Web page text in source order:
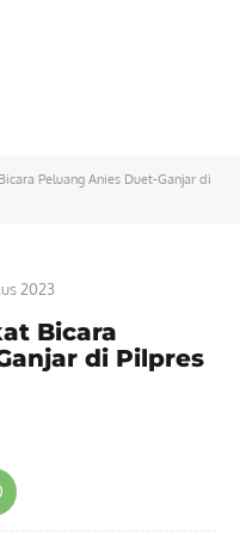
Peluang Anies Duet-Ganjar di
2023
Bicara
di Pilpres